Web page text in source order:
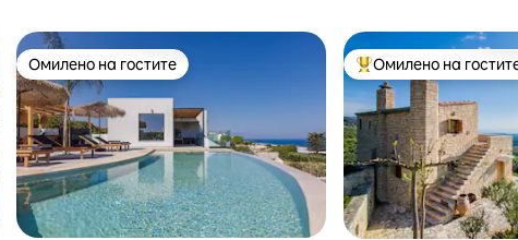
Омилено на гостите
Омилено на гостите Меѓу најуспешните
Омилено на